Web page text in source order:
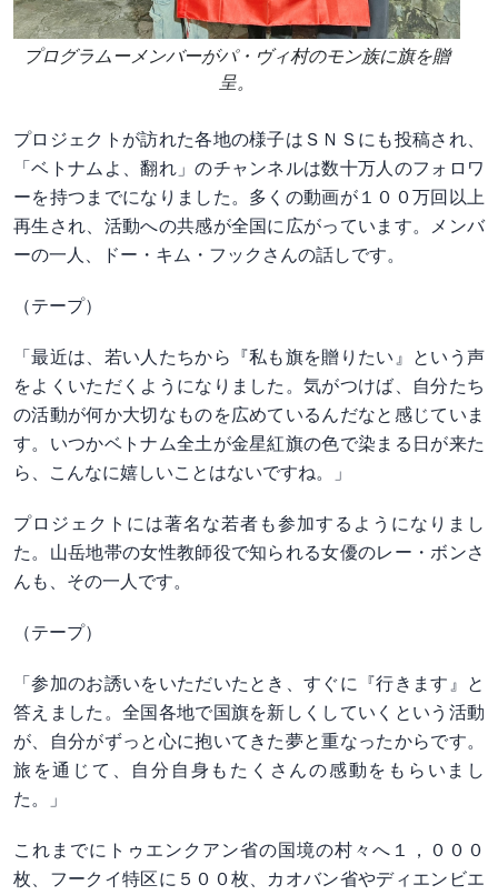
プログラムーメンバーがパ・ヴィ村のモン族に旗を贈
呈。
プロジェクトが訪れた各地の様子はＳＮＳにも投稿され、
「ベトナムよ、翻れ」のチャンネルは数十万人のフォロワ
ーを持つまでになりました。多くの動画が１００万回以上
再生され、活動への共感が全国に広がっています。メンバ
ーの一人、ドー・キム・フックさんの話しです。
（テープ）
「最近は、若い人たちから『私も旗を贈りたい』という声
をよくいただくようになりました。気がつけば、自分たち
の活動が何か大切なものを広めているんだなと感じていま
す。いつかベトナム全土が金星紅旗の色で染まる日が来た
ら、こんなに嬉しいことはないですね。」
プロジェクトには著名な若者も参加するようになりまし
た。山岳地帯の女性教師役で知られる女優のレー・ボンさ
んも、その一人です。
（テープ）
「参加のお誘いをいただいたとき、すぐに『行きます』と
答えました。全国各地で国旗を新しくしていくという活動
が、自分がずっと心に抱いてきた夢と重なったからです。
旅を通じて、自分自身もたくさんの感動をもらいまし
た。」
これまでにトゥエンクアン省の国境の村々へ１，０００
枚、フークイ特区に５００枚、カオバン省やディエンビエ